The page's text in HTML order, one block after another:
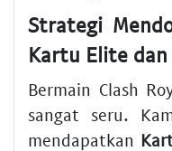
Strategi
Kartu Elite dan
Bermain Clash
sangat seru.
mendapatkan